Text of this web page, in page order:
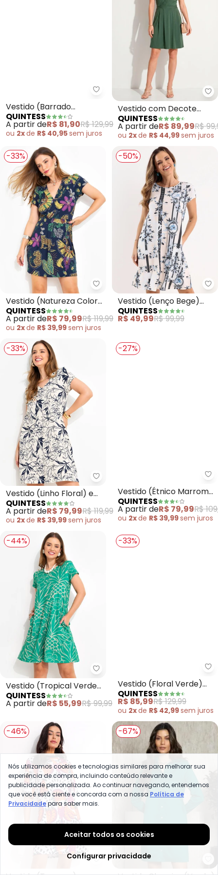
Quintess - Vestido (Barrado
Vestido (Barrado
Tropical) em Malha Fria
QUINTESS
A partir deR$ 81,90R$ 129,99
ou 2x de R$ 40,95semjuros
Vestido com Decote
Transpassado (Verde
Militar)
QUINTESS
A partir deR$ 89,99R$
ou 2xde R$ 44,99semjuros
-33%
Quintess - Vestido (Natureza
Vestido (Natureza Color)
em Malha de Viscose
QUINTESS
A partir deR$ 79,99R$ 119,99
ou 2xde R$ 39,99semjuros
-50%
Vestido (Lenço Bege)
com Bolsos e Mangas
QUINTESS
R$ 49,99R$ 99,99
-33%
Quintess - Vestido (Linho
Vestido (Linho Floral) em
Malha de Viscose
QUINTESS
A partir deR$ 79,99R$ 119,99
ou 2xde R$ 39,99semjuros
-27%
Vestido (Étnico Marrom)
em Malha Fria
QUINTESS
A partir deR$ 79,99R$
ou 2x de R$ 39,99 semjuros
-44%
Quintess - Vestido (Tropical
Vestido (Tropical Verde)
em Malha Fria
QUINTESS
A partir deR$ 55,99R$ 99,99
-33%
Vestido (Floral Verde)
Mangas Curtas com
Babado
QUINTESS
R$ 85,99R$ 129,99
ou 2x de R$ 42,99 semjuros
-46%
Quintess - Vestido (Tucanos)
-67%
Nós utilizamos cookies e tecnologias similares para melhorar sua
experiência de compra, incluindo conteúdo relevante e
publicidade personalizada. Ao continuar navegando, entendemos
que você está ciente e concorda com a nossa Política de
Privacidadepara saber mais.
Aceitar todos os cookies
Configurar privacidade